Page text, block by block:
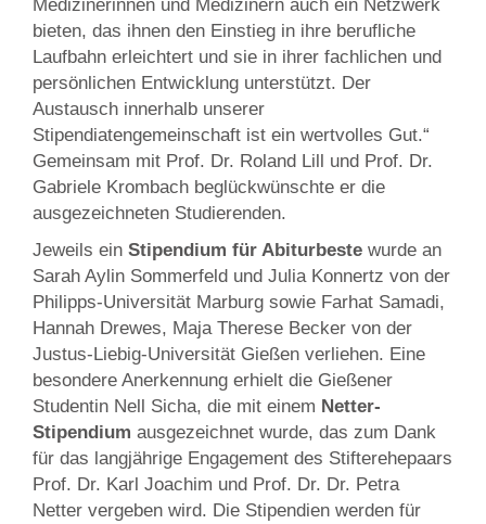
Medizinerinnen und Medizinern auch ein Netzwerk
bieten, das ihnen den Einstieg in ihre berufliche
Laufbahn erleichtert und sie in ihrer fachlichen und
persönlichen Entwicklung unterstützt. Der
Austausch innerhalb unserer
Stipendiatengemeinschaft ist ein wertvolles Gut.“
Gemeinsam mit Prof. Dr. Roland Lill und Prof. Dr.
Gabriele Krombach beglückwünschte er die
ausgezeichneten Studierenden.
Jeweils ein Stipendium für Abiturbeste wurde an
Sarah Aylin Sommerfeld und Julia Konnertz von der
Philipps-Universität Marburg sowie Farhat Samadi,
Hannah Drewes, Maja Therese Becker von der
Justus-Liebig-Universität Gießen verliehen. Eine
besondere Anerkennung erhielt die Gießener
Studentin Nell Sicha, die mit einem Netter-
Stipendium ausgezeichnet wurde, das zum Dank
für das langjährige Engagement des Stifterehepaars
Prof. Dr. Karl Joachim und Prof. Dr. Dr. Petra
Netter vergeben wird. Die Stipendien werden für